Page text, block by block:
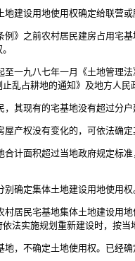
建设用地使用权确定给联营或
之前农村居民建房占用宅基
九八七年一月《土地管理
乱占耕地的通知》及地方人
现有的宅基地没有超过分户
权没有变化的，可依法确定
面积超过当地政府规定标
确定集体土地建设用地使用权
民宅基地集体土地建设用
法实施规划重新建设时，按
不确定土地使用权。已经确